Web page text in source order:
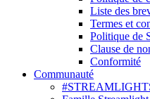
Liste des
Termes et
Politique de
Clause de
Conformité
Communauté